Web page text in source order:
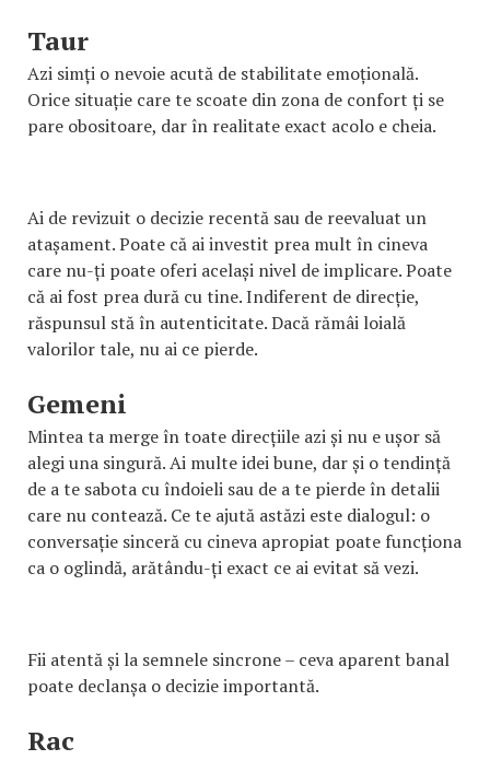
Taur
Azi simți o nevoie acută de stabilitate emoțională.
Orice situație care te scoate din zona de confort ți se
pare obositoare, dar în realitate exact acolo e cheia.
Ai de revizuit o decizie recentă sau de reevaluat un
atașament. Poate că ai investit prea mult în cineva
care nu-ți poate oferi același nivel de implicare. Poate
că ai fost prea dură cu tine. Indiferent de direcție,
răspunsul stă în autenticitate. Dacă rămâi loială
valorilor tale, nu ai ce pierde.
Gemeni
Mintea ta merge în toate direcțiile azi și nu e ușor să
alegi una singură. Ai multe idei bune, dar și o tendință
de a te sabota cu îndoieli sau de a te pierde în detalii
care nu contează. Ce te ajută astăzi este dialogul: o
conversație sinceră cu cineva apropiat poate funcționa
ca o oglindă, arătându-ți exact ce ai evitat să vezi.
Fii atentă și la semnele sincrone – ceva aparent banal
poate declanșa o decizie importantă.
Rac